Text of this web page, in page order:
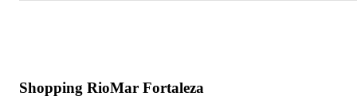
Shopping RioMar Fortaleza